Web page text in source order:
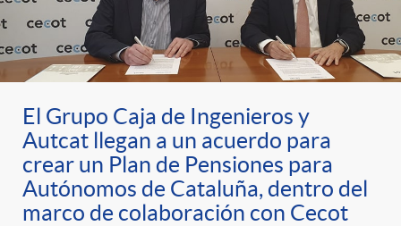
El Grupo Caja de Ingenieros y
Autcat llegan a un acuerdo para
crear un Plan de Pensiones para
Autónomos de Cataluña, dentro del
marco de colaboración con Cecot